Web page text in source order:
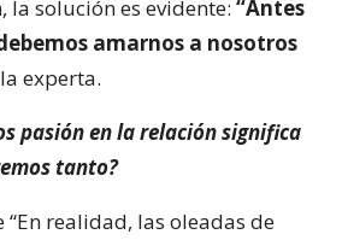
la solución es evidente: “Antes
amarnos a nosotros
experta.
pasión en la relación significa
tanto?
realidad, las oleadas de